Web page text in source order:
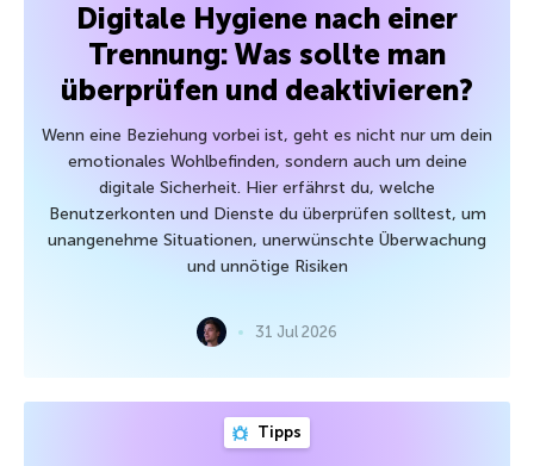
Digitale Hygiene nach einer
Trennung: Was sollte man
überprüfen und deaktivieren?
Wenn eine Beziehung vorbei ist, geht es nicht nur um dein
emotionales Wohlbefinden, sondern auch um deine
digitale Sicherheit. Hier erfährst du, welche
Benutzerkonten und Dienste du überprüfen solltest, um
unangenehme Situationen, unerwünschte Überwachung
und unnötige Risiken
31 Jul 2026
Tipps